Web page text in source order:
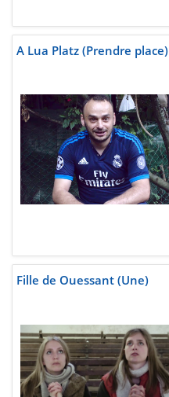
A Lua Platz (Prendre place)
Fille de Ouessant (Une)